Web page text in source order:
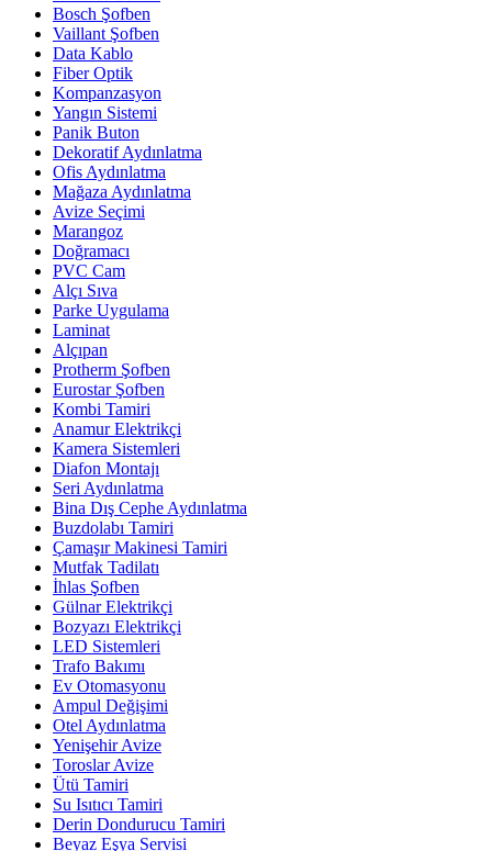
Bosch Şofben
Vaillant Şofben
Data Kablo
Fiber Optik
Kompanzasyon
Yangın Sistemi
Panik Buton
Dekoratif Aydınlatma
Ofis Aydınlatma
Mağaza Aydınlatma
Avize Seçimi
Marangoz
Doğramacı
PVC Cam
Alçı Sıva
Parke Uygulama
Laminat
Alçıpan
Protherm Şofben
Eurostar Şofben
Kombi Tamiri
Anamur Elektrikçi
Kamera Sistemleri
Diafon Montajı
Seri Aydınlatma
Bina Dış Cephe Aydınlatma
Buzdolabı Tamiri
Çamaşır Makinesi Tamiri
Mutfak Tadilatı
İhlas Şofben
Gülnar Elektrikçi
Bozyazı Elektrikçi
LED Sistemleri
Trafo Bakımı
Ev Otomasyonu
Ampul Değişimi
Otel Aydınlatma
Yenişehir Avize
Toroslar Avize
Ütü Tamiri
Su Isıtıcı Tamiri
Derin Dondurucu Tamiri
Beyaz Eşya Servisi